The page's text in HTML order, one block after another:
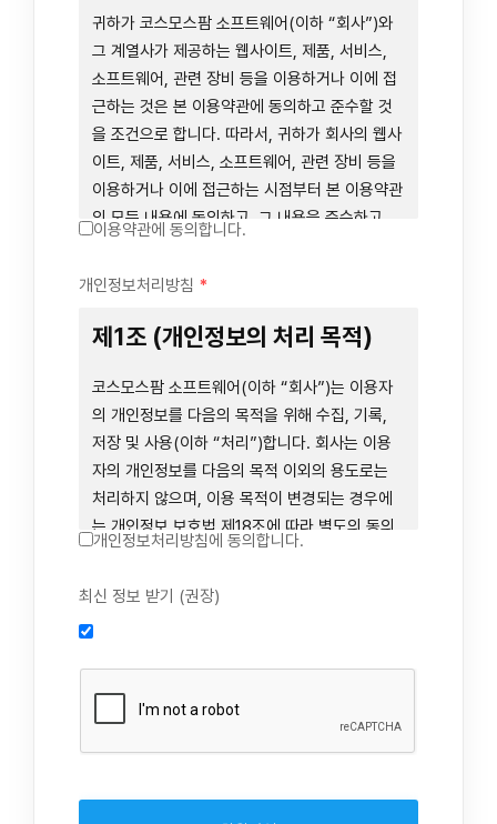
귀하가 코스모스팜 소프트웨어(이하 “회사”)와
그 계열사가 제공하는 웹사이트, 제품, 서비스,
소프트웨어, 관련 장비 등을 이용하거나 이에 접
근하는 것은 본 이용약관에 동의하고 준수할 것
을 조건으로 합니다. 따라서, 귀하가 회사의 웹사
이트, 제품, 서비스, 소프트웨어, 관련 장비 등을
이용하거나 이에 접근하는 시점부터 본 이용약관
의 모든 내용에 동의하고, 그 내용을 준수하고,
귀하가 본 이용약관에 동의하지 않을 경우에는
련 장비 등을 이용하거나 이에 접근하는 행위를
즉시 중단하여야 합니다. 그러므로, 서비스 사용
전에 본 이용약관의 내용을 주의 깊게 읽으시기
바랍니다.
제1장 총칙
제1조 (목적)
웹사이트, 관련 소프트웨어 및 장비 등을 통하여
제공하는 "사이드톡" 서비스와 관련하여 회사와
사항을 규정함을 목적으로 합니다.
이용약관에 동의합니다.
개인정보처리방침 *
제1조 (개인정보의 처리 목적)
코스모스팜 소프트웨어(이하 “회사”)는 이용자
의 개인정보를 다음의 목적을 위해 수집, 기록,
저장 및 사용(이하 “처리”)합니다. 회사는 이용
자의 개인정보를 다음의 목적 이외의 용도로는
처리하지 않으며, 이용 목적이 변경되는 경우에
는 개인정보 보호법 제18조에 따라 별도의 동의
를 받는 등 법령상 필요한 조치를 이행합니다.
인 동의 진행, 이용자 및 법정대리인의 본인 확
인, 이용자 식별, 회원탈퇴 의사의 확인
2. 약관 위반 행위 등을 포함하여 서비스의 원활
한 운영에 지장을 주는 행위에 대한 방지 및 제
재, 계정도용 방지, 약관 개정 등의 고지사항 전
달, 분쟁조정을 위한 기록 보존, 민원처리 등 이
3. 서비스 이용기록과 접속 빈도 분석, 서비스 이
개인정보처리방침에 동의합니다.
최신 정보 받기 (권장)